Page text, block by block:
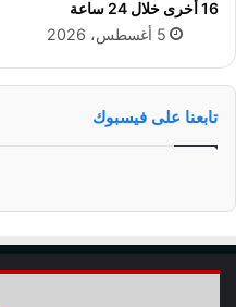
ن
ة
16 أخرى خلال 24 ساعة
5 أغسطس، 2026
تابعنا على فيسبوك